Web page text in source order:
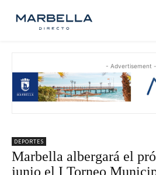
- Advertisement -
DEPORTES
Marbella albergará el
junio el I Torneo